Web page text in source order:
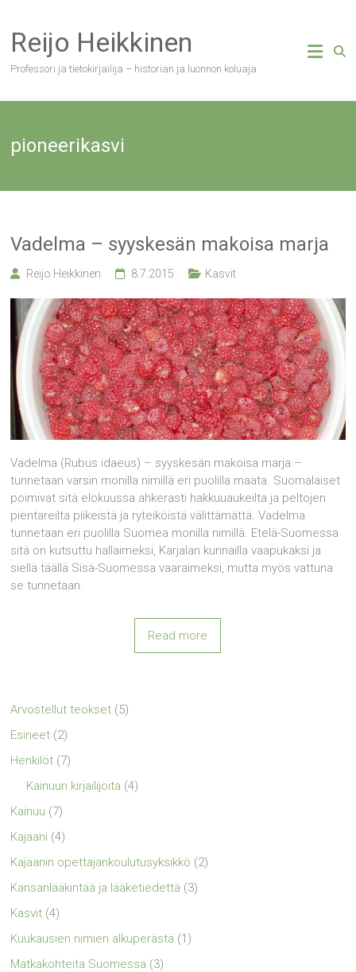
content
Reijo Heikkinen
Professori ja tietokirjailija – historian ja luonnon koluaja
pioneerikasvi
Vadelma – syyskesän makoisa marja
Reijo Heikkinen 8.7.2015 Kasvit
Vadelma (Rubus idaeus) – syyskesän makoisa marja –
tunnetaan varsin monilla nimillä eri puolilla maata. Suomalaiset
poimivat sitä elokuussa ahkerasti hakkuuaukeilta ja peltojen
pientareilta piikeistä ja ryteiköistä välittämättä. Vadelma
tunnetaan eri puolilla Suomea monilla nimillä. Etelä-Suomessa
sitä on kutsuttu hallaimeksi, Karjalan kunnailla vaapukaksi ja
siellä täällä Sisä-Suomessa vaaraimeksi, mutta myös vattuna
se tunnetaan.
Read more
Arvostellut teokset (5)
Esineet (2)
Henkilöt (7)
Kainuun kirjailijoita (4)
Kainuu (7)
Kajaani (4)
Kajaanin opettajankoulutusyksikkö (2)
Kansanlääkintää ja lääketiedettä (3)
Kasvit (4)
Kuukausien nimien alkuperästä (1)
Matkakohteita Suomessa (3)